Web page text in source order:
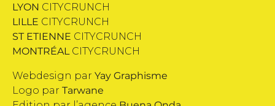
LYON CITYCRUNCH
LILLE CITYCRUNCH
ST ETIENNE CITYCRUNCH
MONTRÉALCITYCRUNCH
Webdesign par Yay Graphisme
Logo par Tarwane